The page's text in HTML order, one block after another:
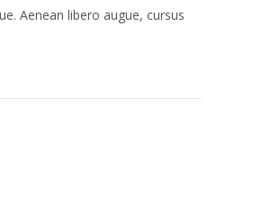
Aenean libero augue, cursus